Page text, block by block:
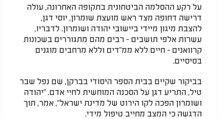
על רקע ההסלמה הביטחונית בתקופה האחרונה, עולה
דרישה דחופה מצד ראש מועצת שומרון, יוסי דגן,
להצבת מיגון מיידי ביישובי יהודה ושומרון. לדבריו,
עשרות אלפי תושבים - רבים מהם מתגוררים בשכונות
קרוואנים - חיים ללא ממ"דים וללא מרחבים מוגנים
בסיסיים.
בביקור שקיים בבית הספר היסודי בברקן, שם נפל שבר
טיל, התריע דגן על הסכנה המוחשית לחיי אדם. "יהודה
ושומרון הפכה לקו הירוט של מדינת ישראל", אמר, תוך
הדגשה כי המצב מחייב טיפול מידי.